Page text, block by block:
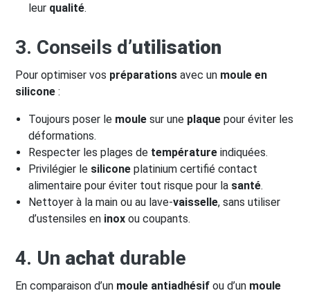
leur qualité.
3. Conseils d’utilisation
Pour optimiser vos préparations avec un moule en
silicone :
Toujours poser le moule sur une plaque pour éviter les
déformations.
Respecter les plages de température indiquées.
Privilégier le silicone platinium certifié contact
alimentaire pour éviter tout risque pour la santé.
Nettoyer à la main ou au lave-vaisselle, sans utiliser
d’ustensiles en inox ou coupants.
4. Un achat durable
En comparaison d’un moule antiadhésif ou d’un moule